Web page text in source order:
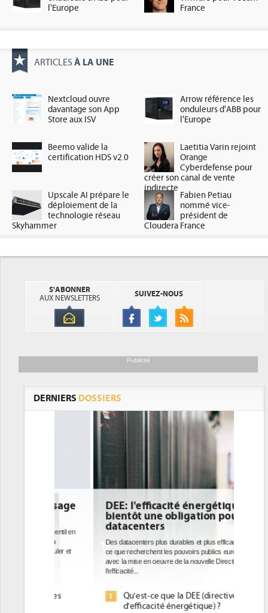
l'Europe
France
ARTICLES À LA UNE
Nextcloud ouvre
davantage son App
Store aux ISV
Arrow référence les
onduleurs d'ABB pour
l'Europe
Beemo valide la
certification HDS v2.0
Laetitia Varin rejoint
Orange
Cyberdefense pour
créer son canal de vente
indirecte
Upscale AI prépare le
déploiement de la
technologie réseau
Skyhammer
Fabien Petiau
nommé vice-
président de
Cloudera France
S'ABONNER
AUX NEWSLETTERS
SUIVEZ-NOUS
Publicité
DERNIERS DOSSIERS
DEE: l'efficacité énergétique
bientôt une obligation pour les
datacenters
Des datacenters plus durables et plus efficaces, c'est
ce que recherchent les pouvoirs publics européens
avec la mise en oeuvre de la nouvelle Directive sur
Qu'est-ce que la DEE (directive
d'efficacité énergétique) ?